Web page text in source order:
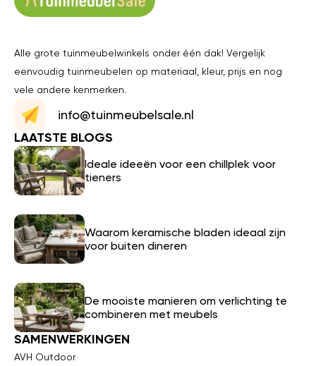
Alle grote tuinmeubelwinkels onder één dak! Vergelijk
eenvoudig tuinmeubelen op materiaal, kleur, prijs en nog
vele andere kenmerken.
info@tuinmeubelsale.nl
LAATSTE BLOGS
Ideale ideeën voor een chillplek voor
tieners
Waarom keramische bladen ideaal zijn
voor buiten dineren
De mooiste manieren om verlichting te
combineren met meubels
SAMENWERKINGEN
AVH Outdoor